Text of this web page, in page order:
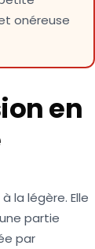
onéreuse
en
la légère. Elle
partie
par